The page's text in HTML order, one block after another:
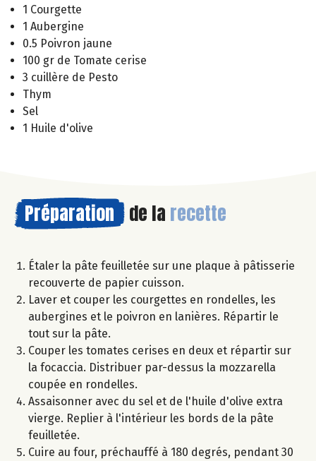
1 Courgette
1 Aubergine
0.5 Poivron jaune
100 gr de Tomate cerise
3 cuillère de Pesto
Thym
Sel
1 Huile d'olive
Préparation de la recette
Étaler la pâte feuilletée sur une plaque à pâtisserie
recouverte de papier cuisson.
Laver et couper les courgettes en rondelles, les
aubergines et le poivron en lanières. Répartir le
tout sur la pâte.
Couper les tomates cerises en deux et répartir sur
la focaccia. Distribuer par-dessus la mozzarella
coupée en rondelles.
Assaisonner avec du sel et de l'huile d'olive extra
vierge. Replier à l'intérieur les bords de la pâte
feuilletée.
Cuire au four, préchauffé à 180 degrés, pendant 30